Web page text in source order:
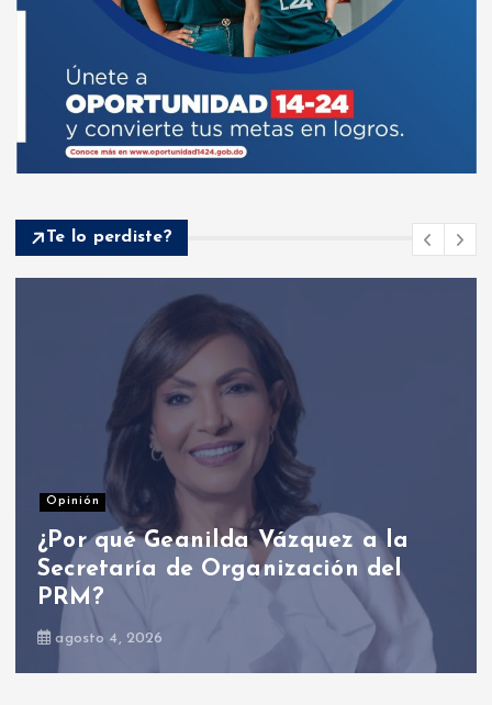
Te lo perdiste?
Presidente Abinader participa en
primer Foro Meta RD 2036 con
miras a impulsar el crecimiento
económico
agosto 6, 2026